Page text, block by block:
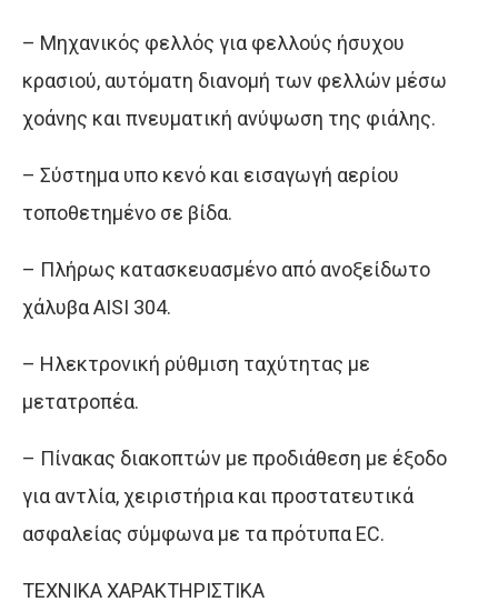
– Μηχανικός φελλός για φελλούς ήσυχου
κρασιού, αυτόματη διανομή των φελλών μέσω
χοάνης και πνευματική ανύψωση της φιάλης.
– Σύστημα υπο κενό και εισαγωγή αερίου
τοποθετημένο σε βίδα.
– Πλήρως κατασκευασμένο από ανοξείδωτο
χάλυβα AISI 304.
– Ηλεκτρονική ρύθμιση ταχύτητας με
μετατροπέα.
– Πίνακας διακοπτών με προδιάθεση με έξοδο
για αντλία, χειριστήρια και προστατευτικά
ασφαλείας σύμφωνα με τα πρότυπα EC.
ΤEXNIKA ΧΑΡΑΚΤΗΡΙΣΤΙΚΑ